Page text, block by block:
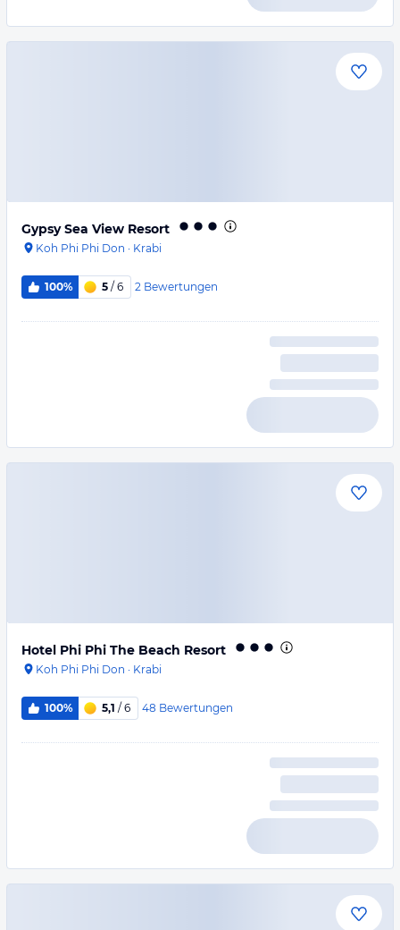
Gypsy Sea View Resort
Koh Phi Phi Don · Krabi
100% 5 / 6 2 Bewertungen
Hotel Phi Phi The Beach Resort
Koh Phi Phi Don · Krabi
100% 5,1 / 6 48 Bewertungen